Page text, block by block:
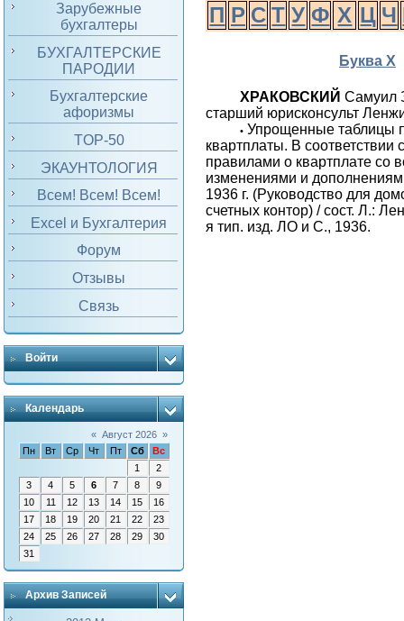
Зарубежные
бухгалтеры
БУХГАЛТЕРСКИЕ
ПАРОДИИ
Бухгалтерские
афоризмы
TOP-50
ЭКАУНТОЛОГИЯ
Всем! Всем! Всем!
Excel и Бухгалтерия
Форум
Отзывы
Связь
Войти
Календарь
« Август 2026 »
Пн
Вт Ср Чт Пт Сб
Вс
1
2
3
4 5 6 7 8
9
10
11 12 13 14 15
16
17
18 19 20 21 22
23
24
25 26 27 28 29
30
31
Архив Записей
П Р С Т У Ф Х Ц Ч
Буква Х
ХРАКОВСКИЙ Самуил
старший юрисконсульт
• Упрощенные таблицы
квартплаты. В
правилами о квартплате со
изменениями и
1936 г. (Руководство для
счетных контор) / сост. Л.:
я тип. изд. ЛО и С., 1936.